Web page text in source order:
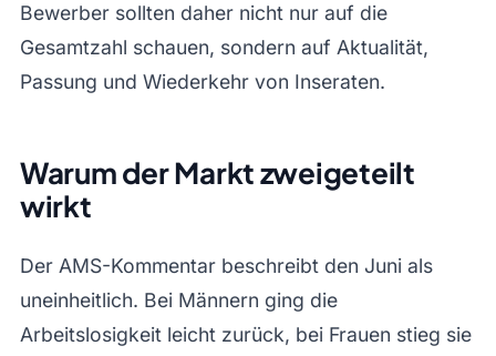
Bewerber sollten daher nicht nur auf die
Gesamtzahl schauen, sondern auf Aktualität,
Passung und Wiederkehr von Inseraten.
Warum der Markt zweigeteilt
wirkt
Der AMS-Kommentar beschreibt den Juni als
uneinheitlich. Bei Männern ging die
Arbeitslosigkeit leicht zurück, bei Frauen stieg sie